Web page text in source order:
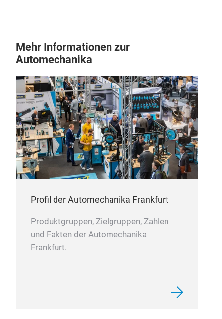
Mehr Informationen zur
Automechanika
Profil der Automechanika Frankfurt
Produktgruppen, Zielgruppen, Zahlen
und Fakten der Automechanika
Frankfurt.